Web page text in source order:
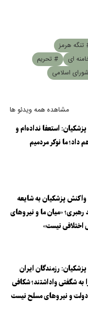
تنگه هرمز
ای
# تحریم
اسلامی
مشاهده همه ویدئو ها
استعفا نداده‌ام و
داد؛ ما نوکر مردمیم
واکنش پزشکیان به شایعه
رهبری؛ «میان ما و نیروهای
اختلافی نیست»
رزمندگان ایران
به شگفتی واداشتند؛ شکافی
و نیروهای مسلح نیست